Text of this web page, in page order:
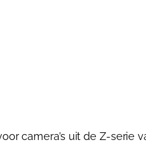
camera’s uit de Z-serie